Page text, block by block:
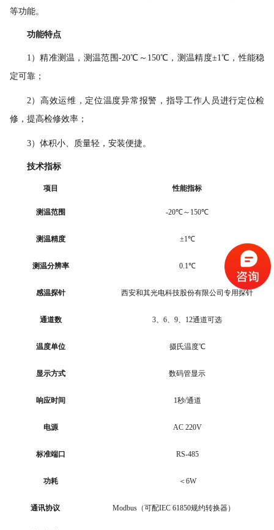
等功能。
功能特点
1）精准测温 ，测温范围 -20℃～150℃，测温精度±1℃，性能稳
定可靠；
2）高效运维，定位温度异常报警，指导工作人员进行定位检
修，提高检修效率；
3）体积小、质量轻，安装便捷。
技术指标
项目 性能指标
测温范围 -20℃～150℃
测温精度 ±1℃
测温分辨率 0.1℃
感温探针 西安和其光电科技股份有限公司专用探针
通道数 3、6、9、12通道可选
温度单位 摄氏温度℃
显示方式 数码管显示
响应时间 1秒/通道
电源 AC 220V
标准端口 RS-485
功耗 ＜ 6W
通讯协议 Modbus（可配IEC 61850规约转换器）